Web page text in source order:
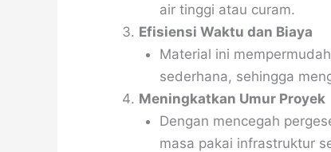
air tinggi atau curam.
Efisiensi Waktu dan Biaya
Material ini
sederhana, sehingga
Meningkatkan Umur Proyek
Dengan mencegah
masa pakai infrastruktur